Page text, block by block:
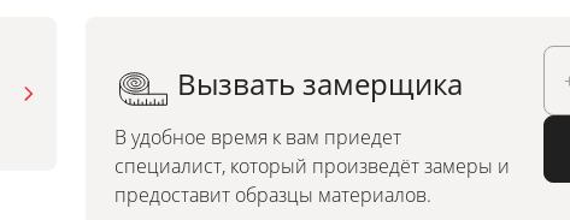
Можно заказать по
индивидуальным размерам
Вызвать замерщика
В удобное время к вам приедет
специалист, который произведёт замеры и
предоставит образцы материалов.